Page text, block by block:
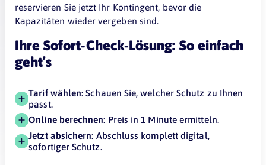
reservieren Sie jetzt Ihr Kontingent, bevor die
Kapazitäten wieder vergeben sind.
Ihre Sofort-Check-Lösung: So einfach
geht’s
Tarif wählen: Schauen Sie, welcher Schutz zu Ihnen
passt.
Online berechnen: Preis in 1 Minute ermitteln.
Jetzt absichern: Abschluss komplett digital,
sofortiger Schutz.